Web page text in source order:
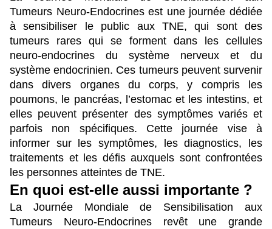
Tumeurs Neuro-Endocrines est une journée dédiée
à sensibiliser le public aux TNE, qui sont des
tumeurs rares qui se forment dans les cellules
neuro-endocrines du système nerveux et du
système endocrinien. Ces tumeurs peuvent survenir
dans divers organes du corps, y compris les
poumons, le pancréas, l’estomac et les intestins, et
elles peuvent présenter des symptômes variés et
parfois non spécifiques. Cette journée vise à
informer sur les symptômes, les diagnostics, les
traitements et les défis auxquels sont confrontées
les personnes atteintes de TNE.
En quoi est-elle aussi importante ?
La Journée Mondiale de Sensibilisation aux
Tumeurs Neuro-Endocrines revêt une grande